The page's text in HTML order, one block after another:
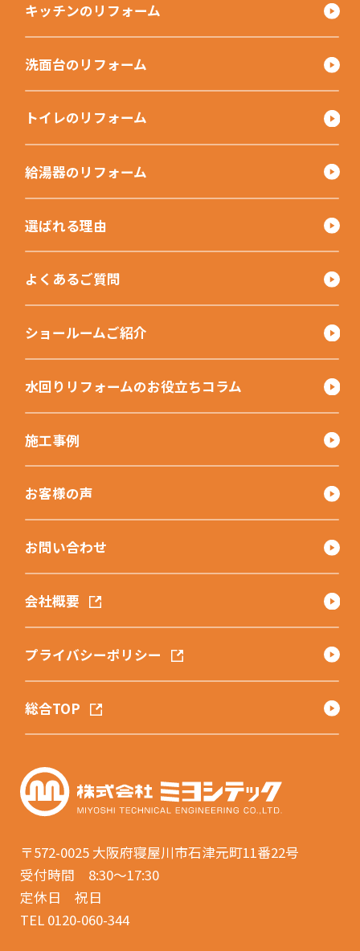
〒572-0025 大阪府寝屋川市石津元町11番22号
受付時間 8:30〜17:30
定休日 祝日
TEL 0120-060-344
キッチンのリフォーム
洗面台のリフォーム
トイレのリフォーム
給湯器のリフォーム
選ばれる理由
よくあるご質問
ショールームご紹介
水回りリフォームのお役立ちコラム
施工事例
お客様の声
お問い合わせ
会社概要
プライバシーポリシー
総合TOP